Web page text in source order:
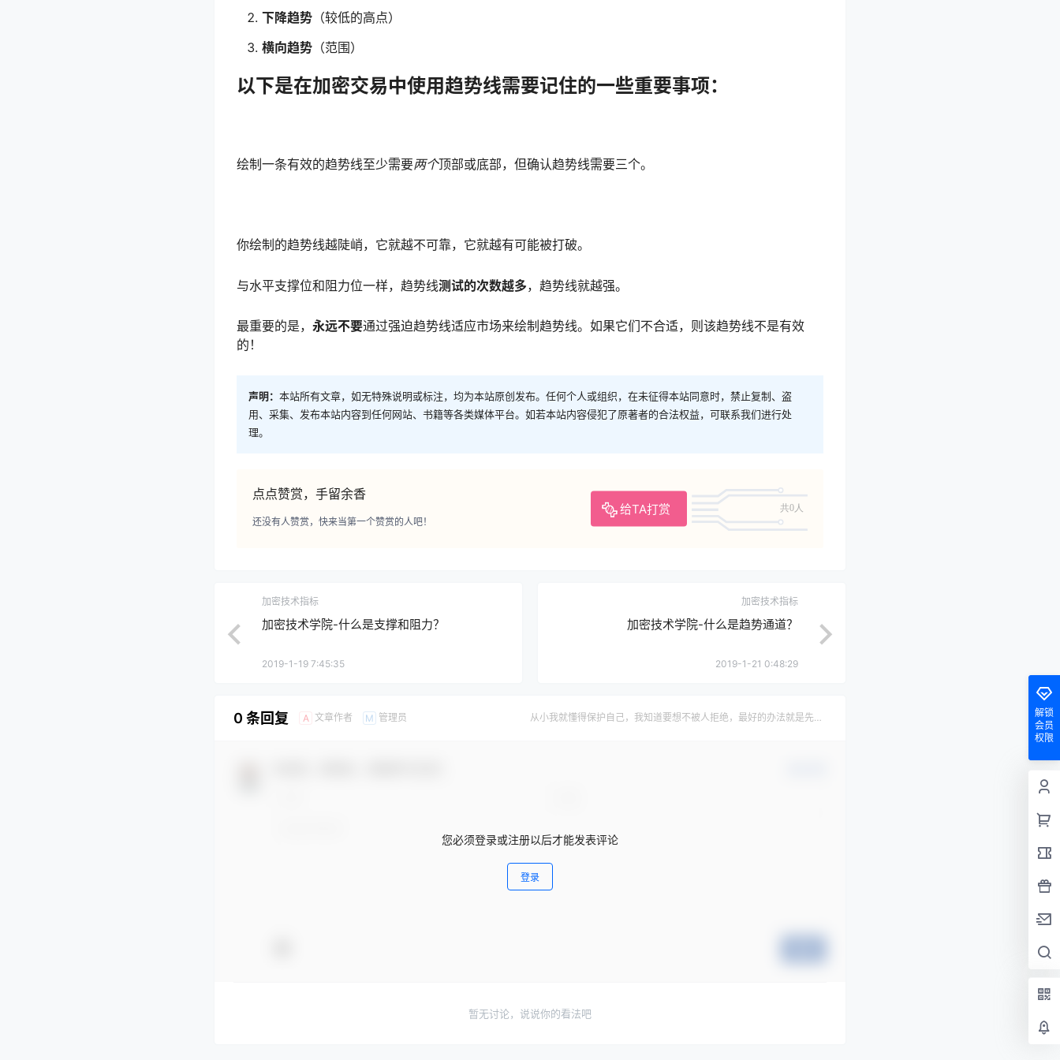
下降趋势 （较低的高点）
横向趋势 （范围）
以下是在加密交易中使用趋势线需要记住的一些重要事项：
绘制一条有效的趋势线至少需要两个顶部或底部，但确认趋势线需要三个。
你绘制的趋势线越陡峭，它就越不可靠，它就越有可能被打破。
与水平支撑位和阻力位一样，趋势线测试的次数越多，趋势线就越强。
最重要的是， 永远不要通过强迫趋势线适应市场来绘制趋势线。如果它们不合适，则该趋势线不是有效
的！
声明： 本站所有文章，如无特殊说明或标注，均为本站原创发布。任何个人或组织，在未征得本站同意时，禁止复制、盗
用、采集、发布本站内容到任何网站、书籍等各类媒体平台。如若本站内容侵犯了原著者的合法权益，可联系我们进行处
理。
点点赞赏，手留余香
给TA打赏 共0人
还没有人赞赏，快来当第一个赞赏的人吧！
加密技术指标
加密技术学院-什么是支撑和阻力？
2019-1-19 7:45:35
加密技术指标
加密技术学院-什么是趋势通道？
2019-1-21 0:48:29
0 条回复 A 文章作者 M 管理员
从小我就懂得保护自己，我知道要想不被人拒绝，最好的办法就是先拒
您必须登录或注册以后才能发表评论
登录
暂无讨论，说说你的看法吧
解锁
会员
权限